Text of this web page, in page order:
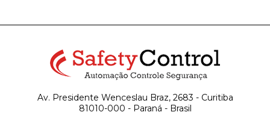
Av. Presidente Wenceslau Braz, 2683 - Curitiba
81010-000 - Paraná - Brasil